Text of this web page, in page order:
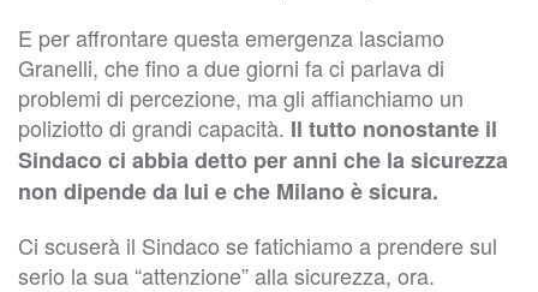
E per affrontare questa emergenza lasciamo
Granelli, che fino a due giorni fa ci parlava di
problemi di percezione, ma gli affianchiamo un
poliziotto di grandi capacità. Il tutto nonostante il
Sindaco ci abbia detto per anni che la sicurezza
non dipende da lui e che Milano è sicura.
Ci scuserà il Sindaco se fatichiamo a prendere sul
serio la sua “attenzione” alla sicurezza, ora.